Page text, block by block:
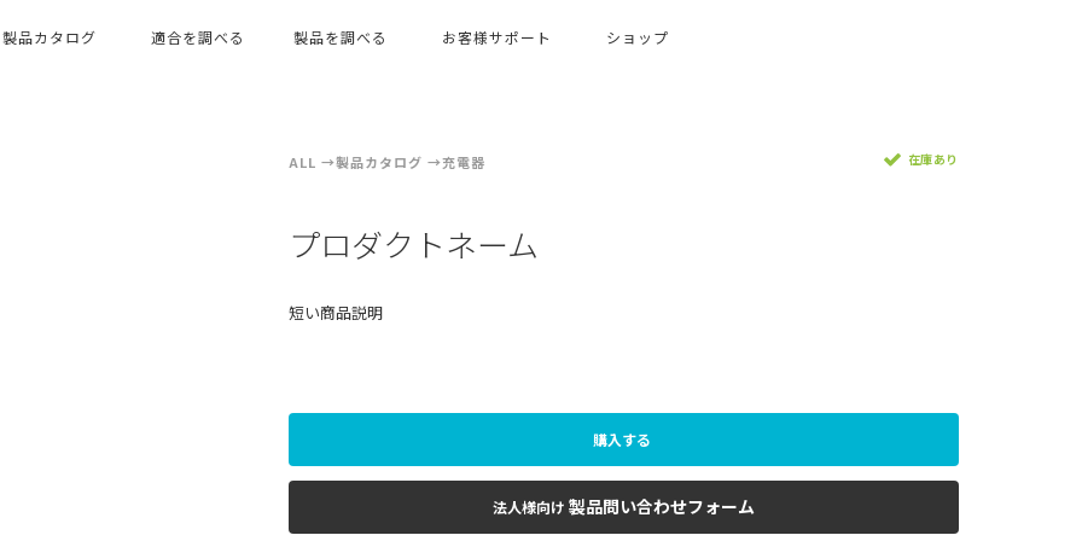
製品カタログ 適合を調べる 製品を調べる お客様サポート ショップ
ALL 製品カタログ 充電器 在庫あり
プロダクトネーム
短い商品説明
購入する
法人様向け 製品問い合わせフォーム